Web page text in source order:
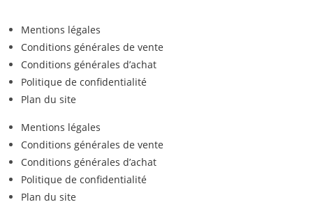
Mentions légales
Conditions générales de vente
Conditions générales d’achat
Politique de confidentialité
Plan du site
Mentions légales
Conditions générales de vente
Conditions générales d’achat
Politique de confidentialité
Plan du site